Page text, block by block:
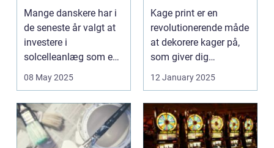
vinteren?
Mange danskere har i
de seneste år valgt at
investere i
solcelleanlæg som en
08 May 2025
kage print
Kage print er en
revolutionerende måde
at dekorere kager på,
som giver dig
12 January 2025